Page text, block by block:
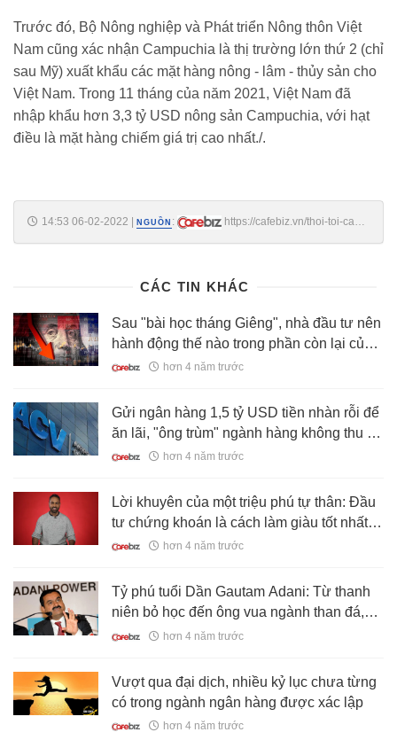
Trước đó, Bộ Nông nghiệp và Phát triển Nông thôn Việt
Nam cũng xác nhận Campuchia là thị trường lớn thứ 2 (chỉ
sau Mỹ) xuất khẩu các mặt hàng nông - lâm - thủy sản cho
Việt Nam. Trong 11 tháng của năm 2021, Việt Nam đã
nhập khẩu hơn 3,3 tỷ USD nông sản Campuchia, với hạt
điều là mặt hàng chiếm giá trị cao nhất./.
14:53 06-02-2022 NGUỒN :
https://cafebiz.vn/thoi-toi-can-
CÁC TIN KHÁC
Sau "bài học tháng Giêng", nhà đầu tư nên
hành động thế nào trong phần còn lại của
năm 2022?hơn 4 năm trước
Gửi ngân hàng 1,5 tỷ USD tiền nhàn rỗi để
ăn lãi, "ông trùm" ngành hàng không thu về
830 tỷ LNST dù hoạt động cốt lõi bị thua lỗ
hơn 4 năm trước
Lời khuyên của một triệu phú tự thân: Đầu
tư chứng khoán là cách làm giàu tốt nhất,
nhưng người trẻ tuổi lại thường bỏ qua
hơn 4 năm trước
Tỷ phú tuổi Dần Gautam Adani: Từ thanh
niên bỏ học đến ông vua ngành than đá,
kiếm hàng trăm triệu USD mỗi ngày
hơn 4 năm trước
Vượt qua đại dịch, nhiều kỷ lục chưa từng
có trong ngành ngân hàng được xác lập
hơn 4 năm trước